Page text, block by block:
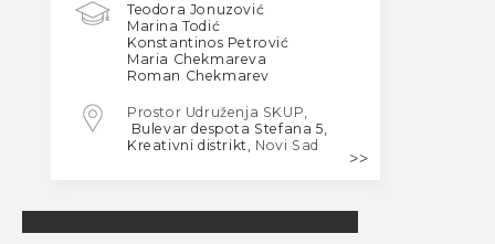
Teodora Jonuzović
Marina Todić
Konstantinos Petrović
Maria Chekmareva
Roman Chekmarev
Prostor Udruženja SKUP,
Bulevar despota Stefana 5,
Kreativni distrikt,
Novi Sad